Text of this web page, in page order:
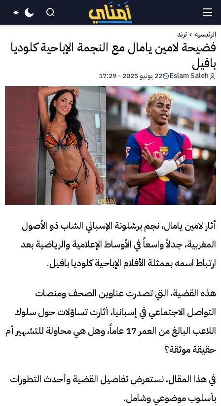
الرئيسية ترند
فضيحة لامين يامال مع النجمة الإباحية كلوديا
بافيل
Eslam Saleh 22 يونيو 2025 - 17:29
أثار لامين يامال، نجم برشلونة الإسباني الشاب ذو الأصول
المغربية، جدلاً واسعاً في الأوساط الإعلامية والرياضية بعد
ارتباط اسمه بممثلة الأفلام الإباحية كلوديا بافيل.
هذه القضية، التي تصدرت عناوين الصحف ومنصات
التواصل الاجتماعي في إسبانيا، أثارت تساؤلات حول سلوك
اللاعب البالغ من العمر 17 عاماً، وهل هي محاولة للتشهير أم
حقيقة موثقة؟
في هذا المقال، نستعرض تفاصيل القضية وأحدث التطورات
بأسلوب موضوعي وشامل.